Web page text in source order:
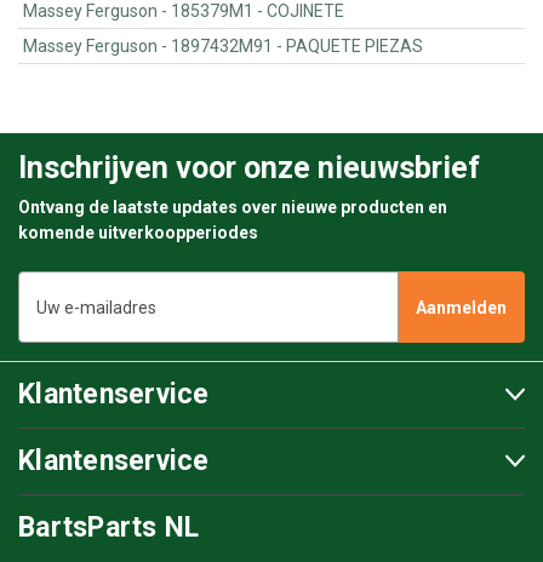
Massey Ferguson - 185379M1 - COJINETE
Massey Ferguson - 1897432M91 - PAQUETE PIEZAS
Inschrijven voor onze nieuwsbrief
Ontvang de laatste updates over nieuwe producten en
komende uitverkoopperiodes
mailadres
Klantenservice
Klantenservice
BartsParts NL